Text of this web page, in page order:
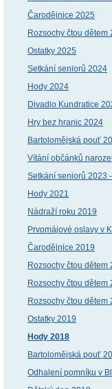
Čarodějnice 2025
Rozsochy čtou dětem
Ostatky 2025
Setkání seniorů 2024
Hody 2024
Divadlo Kundratice
Hry bez hranic 2024
Bartolomějská pouť
Vítání občánků
Setkání seniorů 2023
Hody 2021
Nádraží roku 2019
Prvomájové oslavy v
Čarodějnice 2019
Rozsochy čtou
Rozsochy čtou
Rozsochy čtou
Ostatky 2019
Hody 2018
Bartolomějská pouť
Odhalení pomníku v